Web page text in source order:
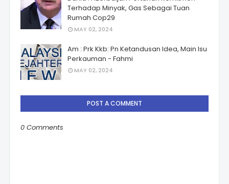
Terhadap Minyak, Gas Sebagai Tuan
Rumah Cop29
MAY 02, 2024
Am : Prk Kkb: Pn Ketandusan Idea, Main Isu
Perkauman - Fahmi
MAY 02, 2024
POST A COMMENT
0 Comments